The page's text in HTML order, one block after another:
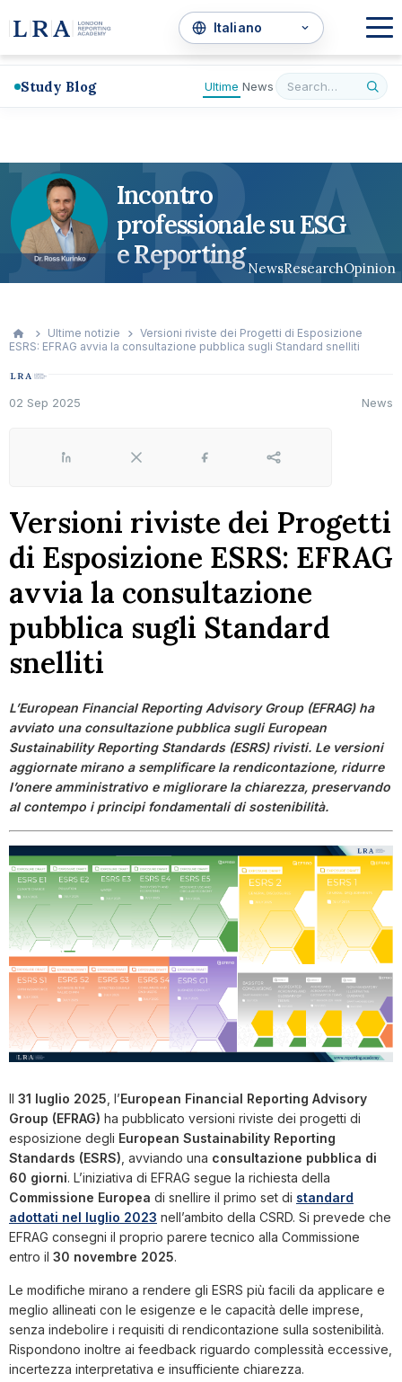
Study Blog Ultime News
Incontro
professionale su ESG
e Reporting NewsResearchOpinion
LRA
Ultime notizie
Versioni riviste dei Progetti di Esposizione
ESRS: EFRAG avvia la consultazione pubblica sugli Standard snelliti
02 Sep 2025 News
LinkedIn X Facebook Share
Versioni riviste dei Progetti
di Esposizione ESRS: EFRAG
avvia la consultazione
pubblica sugli Standard
snelliti
L’European Financial Reporting Advisory Group (EFRAG) ha
avviato una consultazione pubblica sugli European
Sustainability Reporting Standards (ESRS) rivisti. Le versioni
aggiornate mirano a semplificare la rendicontazione, ridurre
l’onere amministrativo e migliorare la chiarezza, preservando
al contempo i principi fondamentali di sostenibilità.
Il 31 luglio 2025 , l’European Financial Reporting Advisory
Group (EFRAG) ha pubblicato versioni riviste dei progetti di
esposizione degli European Sustainability Reporting
Standards (ESRS) , avviando una consultazione pubblica di
60 giorni. L’iniziativa di EFRAG segue la richiesta della
Commissione Europea di snellire il primo set di standard
adottati nel luglio 2023 nell’ambito della CSRD. Si prevede che
EFRAG consegni il proprio parere tecnico alla Commissione
entro il 30 novembre 2025.
Le modifiche mirano a rendere gli ESRS più facili da applicare e
meglio allineati con le esigenze e le capacità delle imprese,
senza indebolire i requisiti di rendicontazione sulla sostenibilità.
Rispondono inoltre ai feedback riguardo complessità eccessive,
incertezza interpretativa e insufficiente chiarezza.